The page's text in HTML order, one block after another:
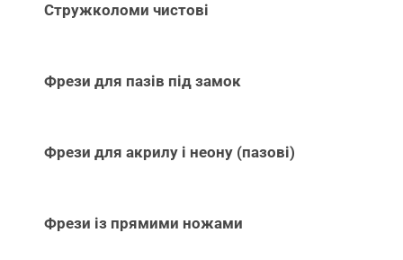
Стружколоми чистові
Фрези для пазів під замок
Фрези для акрилу і неону (пазові)
Фрези із прямими ножами